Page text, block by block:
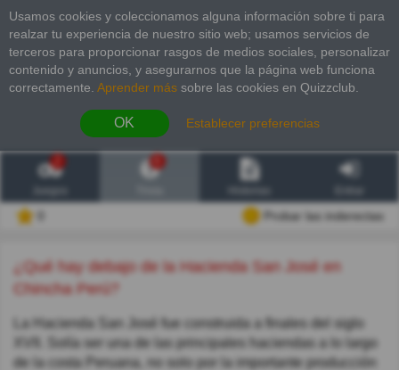
Usamos cookies y coleccionamos alguna información sobre ti para
realzar tu experiencia de nuestro sitio web; usamos servicios de
terceros para proporcionar rasgos de medios sociales, personalizar
contenido y anuncios, y asegurarnos que la página web funciona
correctamente. Aprender más sobre las cookies en Quizzclub.
OK Establecer preferencias
2
Probar las inderectas
¿Qué hay debajo de la Hacienda San José en
Chincha Perú?
La Hacienda San José fue construida a finales del siglo
XVII. Solía ser una de las principales haciendas a lo largo
de la costa Peruana, no solo por la importante producción